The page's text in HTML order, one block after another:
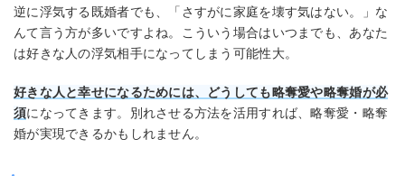
逆に浮気する既婚者でも、「さすがに家庭を壊す気はない。」な
んて言う方が多いですよね。こういう場合はいつまでも、あなた
は好きな人の浮気相手になってしまう可能性大。
好きな人と幸せになるためには、どうしても略奪愛や略奪婚が必
須になってきます。別れさせる方法を活用すれば、略奪愛・略奪
婚が実現できるかもしれません。